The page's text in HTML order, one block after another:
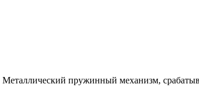
Металлический пружинный механизм,